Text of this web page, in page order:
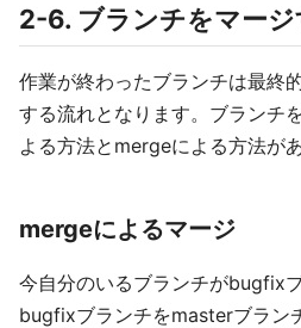
2-6. ブランチをマージ
作業が終わったブランチは最終
する流れとなります。ブランチ
よる方法とmergeによる方法があ
mergeによるマージ
今自分のいるブランチがbugfix
bugfixブランチをmasterブラン